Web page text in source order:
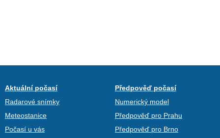
Aktuální počasí
Radarové snímky
Meteostanice
Počasí u vás
Předpověď počasí
Numerický model
Předpověď pro Prahu
Předpověď pro Brno